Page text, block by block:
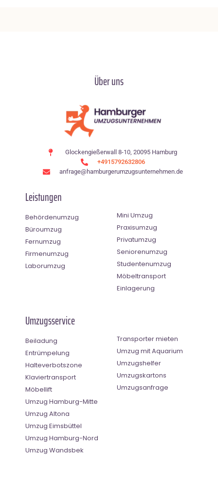
Über uns
Glockengießerwall 8-10, 20095 Hamburg
+4915792632806
anfrage@hamburgerumzugsunternehmen.de
Leistungen
Behördenumzug
Büroumzug
Fernumzug
Firmenumzug
Laborumzug
Mini Umzug
Praxisumzug
Privatumzug
Seniorenumzug
Studentenumzug
Möbeltransport
Einlagerung
Umzugsservice
Beiladung
Entrümpelung
Halteverbotszone
Klaviertransport
Möbellift
Umzug Hamburg-Mitte
Umzug Altona
Umzug Eimsbüttel
Umzug Hamburg-Nord
Umzug Wandsbek
Transporter mieten
Umzug mit Aquarium
Umzugshelfer
Umzugskartons
Umzugsanfrage